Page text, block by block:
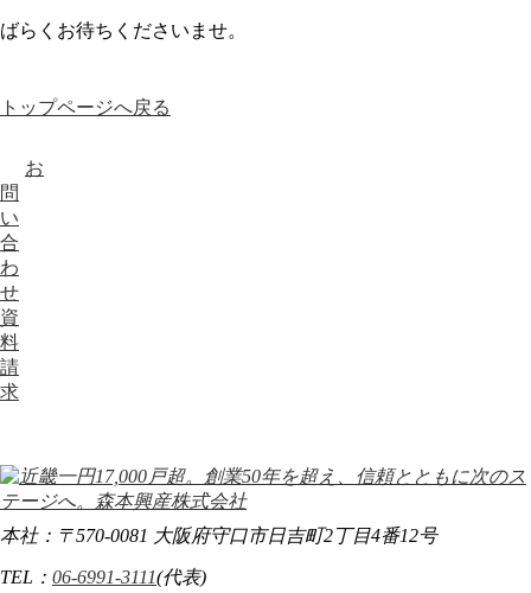
ばらくお待ちくださいませ。
トップページへ戻る
お
問
い
合
わ
せ
資
料
請
求
本社：〒570-0081 大阪府守口市日吉町2丁目4番12号
TEL： 06-6991-3111(代表)